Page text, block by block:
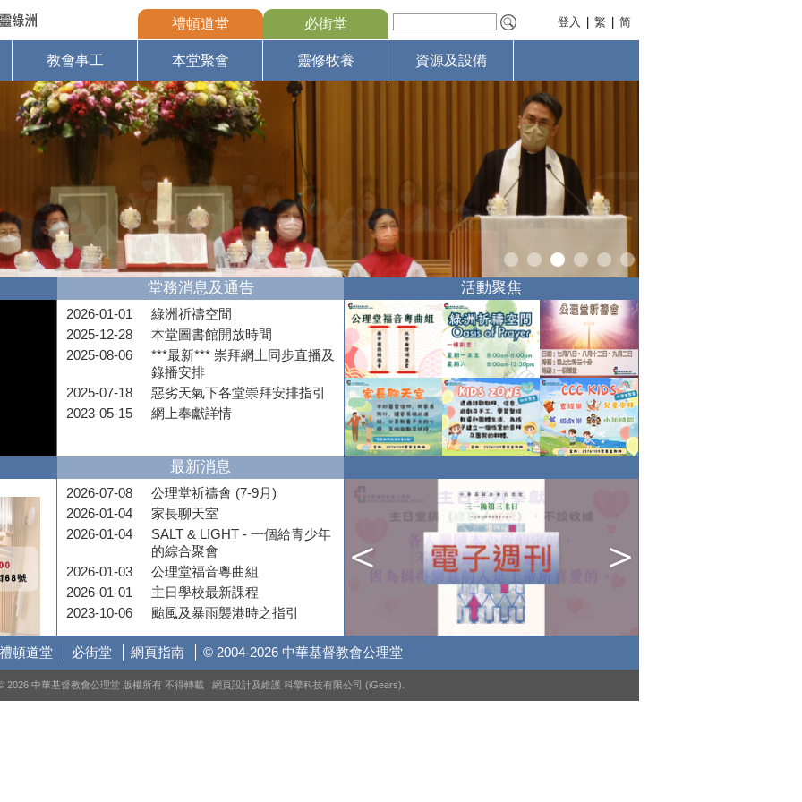
禮頓道堂 必街堂 登入 繁 简
教會事工 本堂聚會 靈修牧養 資源及設備
堂務消息及通告
2026-01-01
綠洲祈禱空間
2025-12-28
本堂圖書館開放時間
2025-08-06
***最新*** 崇拜網上同步直播及
錄播安排
2025-07-18
惡劣天氣下各堂崇拜安排指引
2023-05-15
網上奉獻詳情
活動聚焦
最新消息
2026-07-08
公理堂祈禱會 (7-9月)
2026-01-04
家長聊天室
2026-01-04
SALT & LIGHT - 一個給青少年
的綜合聚會
2026-01-03
公理堂福音粵曲組
2026-01-01
主日學校最新課程
2023-10-06
颱風及暴雨襲港時之指引
頓道堂 必街堂 網頁指南 © 2004-2026 中華基督教會公理堂
2026 中華基督教會公理堂 版權所有 不得轉載 網頁設計及維護 科擎科技有限公司 (iGears)